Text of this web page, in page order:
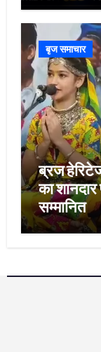
बृज समाचार
ब्रज
का
सम्मानित